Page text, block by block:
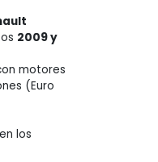
2009 y
motores
(Euro
los